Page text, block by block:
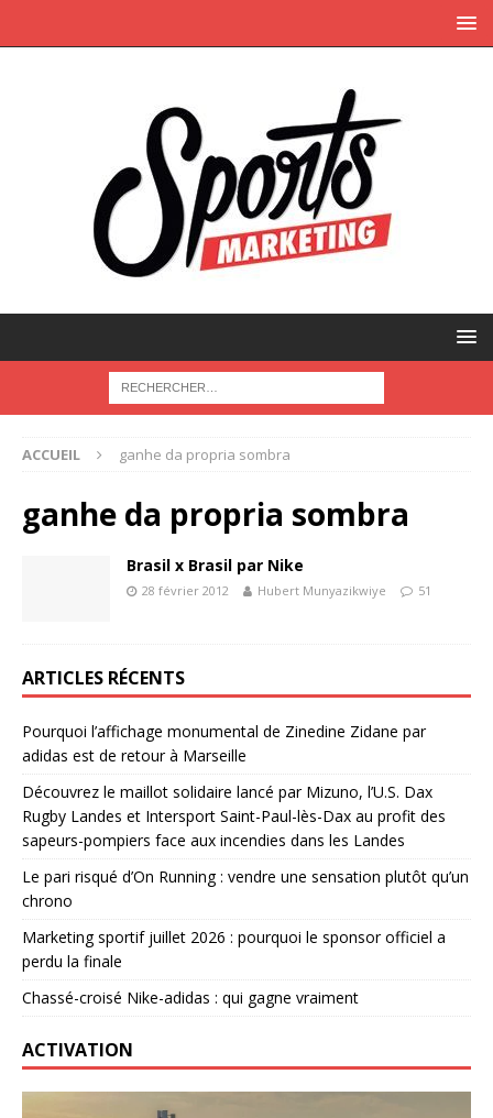
ACCUEIL ganhe da propria sombra
ganhe da propria sombra
Brasil x Brasil par Nike
28 février 2012 Hubert Munyazikwiye 51
ARTICLES RÉCENTS
Pourquoi l’affichage monumental de Zinedine Zidane par
adidas est de retour à Marseille
Découvrez le maillot solidaire lancé par Mizuno, l’U.S. Dax
Rugby Landes et Intersport Saint-Paul-lès-Dax au profit des
sapeurs-pompiers face aux incendies dans les Landes
Le pari risqué d’On Running : vendre une sensation plutôt qu’un
chrono
Marketing sportif juillet 2026 : pourquoi le sponsor officiel a
perdu la finale
Chassé-croisé Nike-adidas : qui gagne vraiment
ACTIVATION